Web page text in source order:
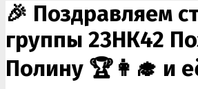
🎉 Поздравляем
группы 23НК42
Полину 🏆👩‍🎓 и